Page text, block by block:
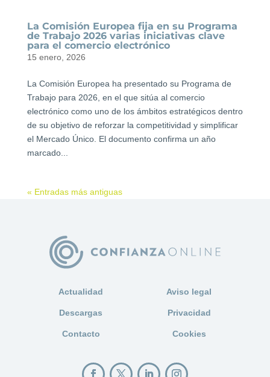
La Comisión Europea fija en su Programa
de Trabajo 2026 varias iniciativas clave
para el comercio electrónico
15 enero, 2026
La Comisión Europea ha presentado su Programa de
Trabajo para 2026, en el que sitúa al comercio
electrónico como uno de los ámbitos estratégicos dentro
de su objetivo de reforzar la competitividad y simplificar
el Mercado Único. El documento confirma un año
marcado...
« Entradas más antiguas
Actualidad
Descargas
Contacto
Aviso legal
Privacidad
Cookies